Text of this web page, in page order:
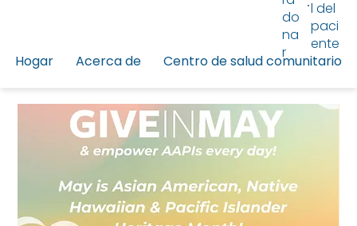
Hogar Acerca de Centro de salud comunitario
do
na
r
l del
paci
ente